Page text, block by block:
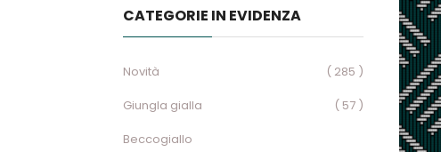
CATEGORIE IN EVIDENZA
Novità
( 285 )
Giungla gialla
( 57 )
Beccogiallo